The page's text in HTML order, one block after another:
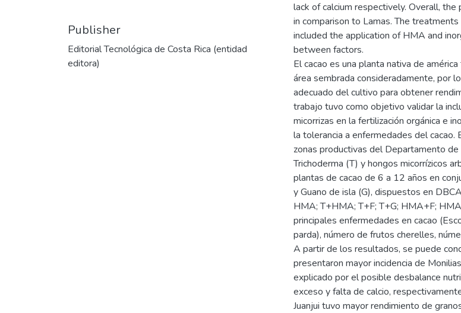
Publisher
Editorial Tecnológica de Costa Rica (entidad
editora)
lack of calcium respectively. Overall,
in comparison to Lamas. The
included the application of HMA and
between factors.
El cacao es una planta nativa de
área sembrada consideradamente, por
adecuado del cultivo para obtener
trabajo tuvo como objetivo validar la
micorrizas en la fertilización orgánica e
la tolerancia a enfermedades del
zonas productivas del Departamento de
Trichoderma (T) y hongos micorrízicos
plantas de cacao de 6 a 12 años en
y Guano de isla (G), dispuestos en
HMA; T+HMA; T+F; T+G; HMA+F;
principales enfermedades en cacao
parda), número de frutos cherelles,
A partir de los resultados, se puede
presentaron mayor incidencia de
explicado por el posible desbalance
exceso y falta de calcio,
Juanjui tuvo mayor rendimiento de